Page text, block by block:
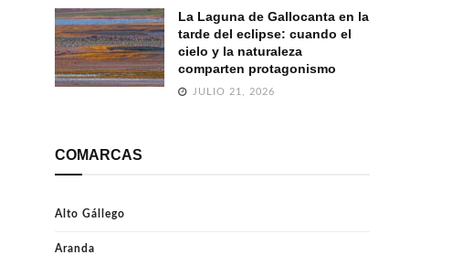
La Laguna de Gallocanta en la
tarde del eclipse: cuando el
cielo y la naturaleza
comparten protagonismo
JULIO 21, 2026
COMARCAS
Alto Gállego
Aranda